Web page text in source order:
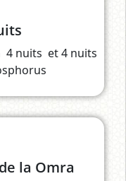
à l'hotel Bosphorus
la Omra